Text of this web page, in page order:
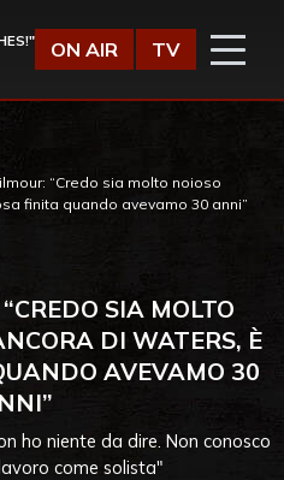
ON AIR TV
“Credo sia molto noioso
finita quando avevamo 30 anni”
SIA MOLTO
DI WATERS, È
AVEVAMO 30
ho niente da dire. Non conosco
come solista"